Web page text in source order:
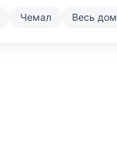
Чемал Весь дом